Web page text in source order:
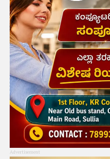
Advertisement